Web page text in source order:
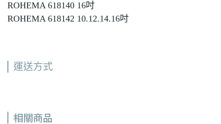
ROHEMA 618140 16吋
ROHEMA 618142 10.12.14.16吋
運送方式
相關商品